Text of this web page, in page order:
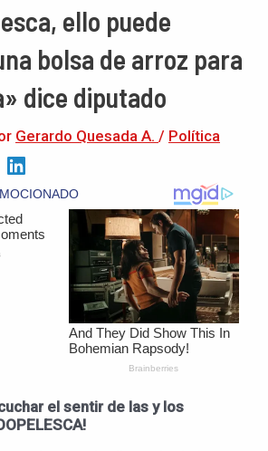
ello puede
bolsa de arroz para
dice diputado
Gerardo Quesada A. / Política
el sentir de las y los